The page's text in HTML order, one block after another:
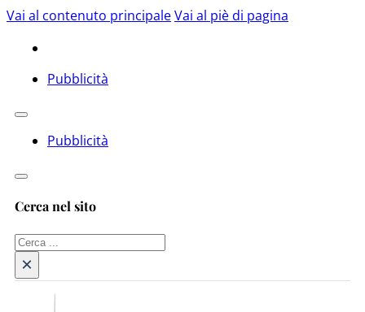
Vai al contenuto principaleVai al piè di pagina
Pubblicità
Pubblicità
Cerca nel sito
Cerca
×